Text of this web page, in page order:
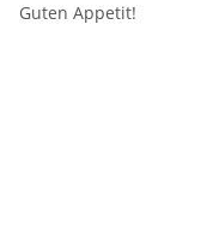
Guten Appetit!